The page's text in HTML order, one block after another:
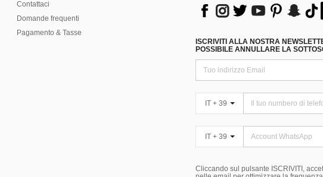
Contattaci
Domande frequenti
Pagamento & Tasse
ISCRIVITI ALLA NOSTRA
POSSIBILE ANNULLARE LA
IT + 39
IT + 39
Cliccando sul pulsante ISCRIVITI,